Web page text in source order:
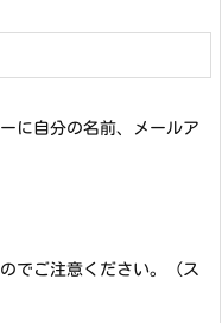
に自分の名前、メールア
でご注意ください。（ス